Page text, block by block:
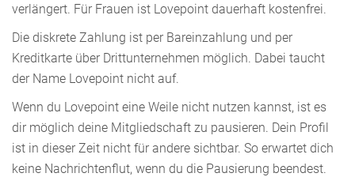
verlängert. Für Frauen ist Lovepoint dauerhaft kostenfrei.
Die diskrete Zahlung ist per Bareinzahlung und per
Kreditkarte über Drittunternehmen möglich. Dabei taucht
der Name Lovepoint nicht auf.
Wenn du Lovepoint eine Weile nicht nutzen kannst, ist es
dir möglich deine Mitgliedschaft zu pausieren. Dein Profil
ist in dieser Zeit nicht für andere sichtbar. So erwartet dich
keine Nachrichtenflut, wenn du die Pausierung beendest.